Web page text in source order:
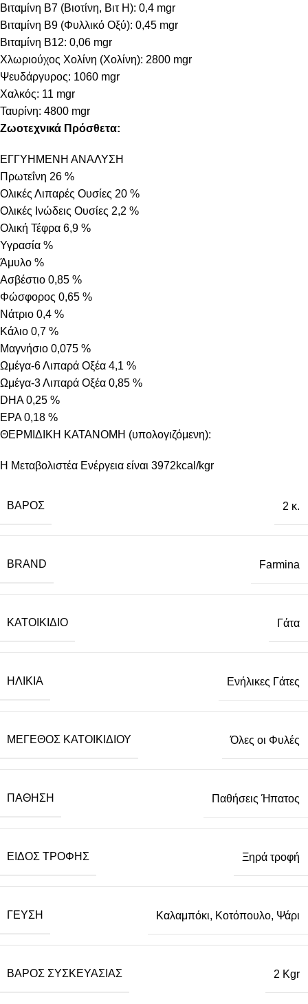
Βιταμίνη B7 (Βιοτίνη, Βιτ Η): 0,4 mgr
Βιταμίνη B9 (Φυλλικό Οξύ): 0,45 mgr
Βιταμίνη B12: 0,06 mgr
Χλωριούχος Χολίνη (Χολίνη): 2800 mgr
Ψευδάργυρος: 1060 mgr
Χαλκός: 11 mgr
Ταυρίνη: 4800 mgr
Ζωοτεχνικά Πρόσθετα:
ΕΓΓΥΗΜΕΝΗ ΑΝΑΛΥΣΗ
Πρωτεΐνη 26 %
Ολικές Λιπαρές Ουσίες 20 %
Ολικές Ινώδεις Ουσίες 2,2 %
Ολική Τέφρα 6,9 %
Υγρασία %
Άμυλο %
Ασβέστιο 0,85 %
Φώσφορος 0,65 %
Νάτριο 0,4 %
Κάλιο 0,7 %
Μαγνήσιο 0,075 %
Ωμέγα-6 Λιπαρά Οξέα 4,1 %
Ωμέγα-3 Λιπαρά Οξέα 0,85 %
DHA 0,25 %
EPA 0,18 %
ΘΕΡΜΙΔΙΚΗ ΚΑΤΑΝΟΜΗ (υπολογιζόμενη):
Η Μεταβολιστέα Ενέργεια είναι 3972kcal/kgr
ΒΆΡΟΣ 2 κ.
BRAND Farmina
ΚΑΤΟΙΚΊΔΙΟ Γάτα
ΗΛΙΚΊΑ Ενήλικες Γάτες
ΜΈΓΕΘΟΣ ΚΑΤΟΙΚΙΔΊΟΥ Όλες οι Φυλές
ΠΆΘΗΣΗ Παθήσεις Ήπατος
ΕΊΔΟΣ ΤΡΟΦΉΣ Ξηρά τροφή
ΓΕΎΣΗ Καλαμπόκι, Κοτόπουλο, Ψάρι
ΒΆΡΟΣ ΣΥΣΚΕΥΑΣΊΑΣ 2 Kgr